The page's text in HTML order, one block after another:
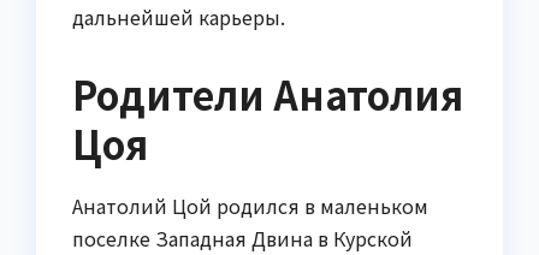
дальнейшей карьеры.
Родители Анатолия
Цоя
Анатолий Цой родился в маленьком
поселке Западная Двина в Курской